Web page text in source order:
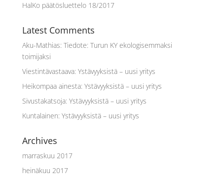
HalKo päätösluettelo 18/2017
Latest Comments
Aku-Mathias: Tiedote: Turun KY ekologisemmaksi
toimijaksi
Viestintävastaava: Ystävyyksistä – uusi yritys
Heikompaa ainesta: Ystävyyksistä – uusi yritys
Sivustakatsoja: Ystävyyksistä – uusi yritys
Kuntalainen: Ystävyyksistä – uusi yritys
Archives
marraskuu 2017
heinäkuu 2017